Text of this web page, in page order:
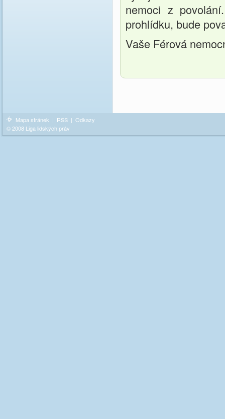
nemoci z
prohlídku, bude
Vaše Férová
Mapa stránek | RSS | Odkazy
© 2008 Liga lidských práv